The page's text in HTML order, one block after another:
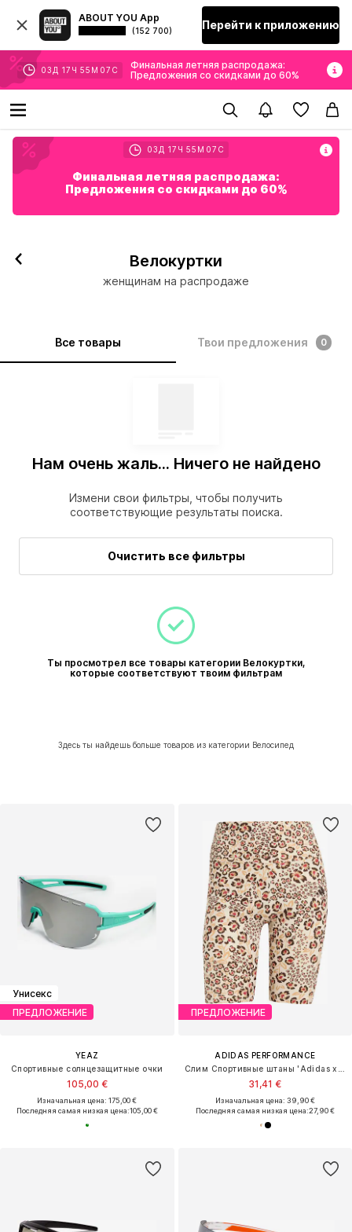
ABOUT YOU App
(152 700) Перейти к приложению
03 Д 17 Ч 55 М 05 С
Финальная летняя распродажа:
Предложения со скидками до 60%
03 Д 17 Ч 55 М 05 С
Финальная летняя распродажа:
Предложения со скидками до 60%
Велокуртки
женщинам на распродаже
Все товары Твои предложения 0
Нам очень жаль... Ничего не найдено
Измени свои фильтры, чтобы получить
соответствующие результаты поиска.
Очистить все фильтры
Ты просмотрел все товары категории Велокуртки,
которые соответствуют твоим фильтрам
Здесь ты найдешь больше товаров из категории Велосипед
Унисекс
ПРЕДЛОЖЕНИЕ
YEAZ
Спортивные солнцезащитные очки
105,00 €
Изначальная цена: 175,00 €
Последняя самая низкая цена:105,00 €
ПРЕДЛОЖЕНИЕ
ADIDAS PERFORMANCE
31,41 €
Изначальная цена: 39,90 €
Последняя самая низкая цена:27,90 €